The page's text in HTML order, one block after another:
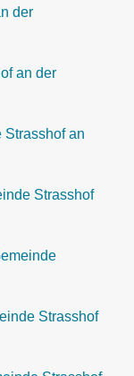
der
an der
Strasshof an
Strasshof
Strasshof